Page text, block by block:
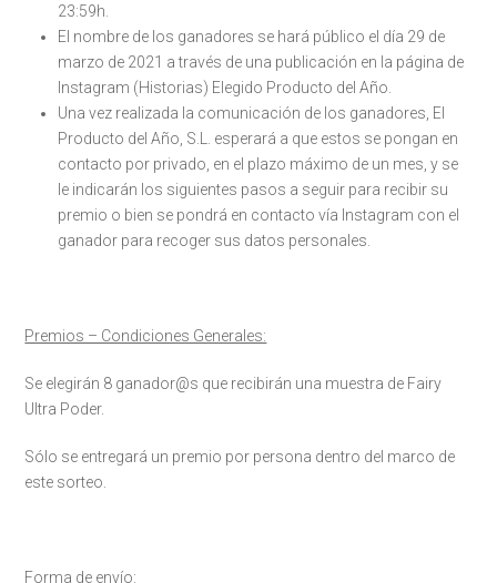
23:59h.
El nombre de los ganadores se hará público el día 29 de
marzo de 2021 a través de una publicación en la página de
Instagram (Historias) Elegido Producto del Año.
Una vez realizada la comunicación de los ganadores, El
Producto del Año, S.L. esperará a que estos se pongan en
contacto por privado, en el plazo máximo de un mes, y se
le indicarán los siguientes pasos a seguir para recibir su
premio o bien se pondrá en contacto vía Instagram con el
ganador para recoger sus datos personales.
Premios – Condiciones Generales:
Se elegirán 8 ganador@s que recibirán una muestra de Fairy
Ultra Poder.
Sólo se entregará un premio por persona dentro del marco de
este sorteo.
Forma de envío: